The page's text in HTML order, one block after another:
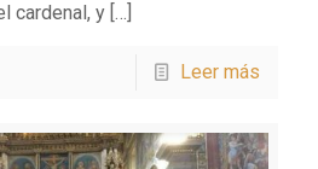
cardenal, y […]
Leer más